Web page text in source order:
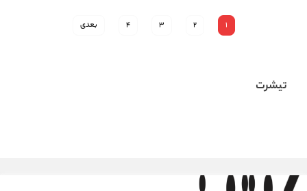
1
2
3
4 بعدی
تیشرت